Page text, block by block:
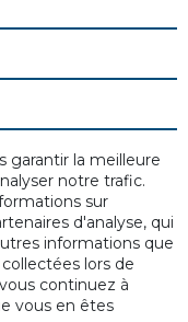
garantir la meilleure
notre trafic.
sur
d'analyse, qui
informations que
lors de
continuez à
vous en êtes